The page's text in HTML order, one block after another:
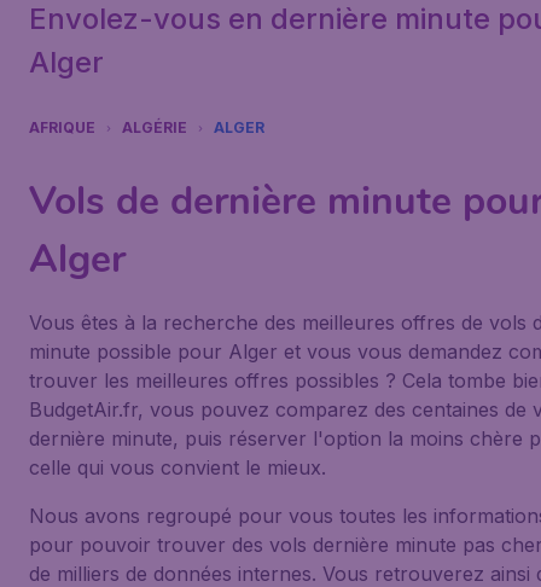
Envolez-vous en dernière minute
Alger
AFRIQUE ALGÉRIE ALGER
Vols de dernière minute
Alger
Vous êtes à la recherche des meilleures offres de vols
minute possible pour Alger et vous vous demandez
trouver les meilleures offres possibles ? Cela tombe
BudgetAir.fr, vous pouvez comparez des centaines de
dernière minute, puis réserver l'option la moins chère
celle qui vous convient le mieux.
Nous avons regroupé pour vous toutes les
pour pouvoir trouver des vols dernière minute pas
de milliers de données internes. Vous retrouverez ainsi